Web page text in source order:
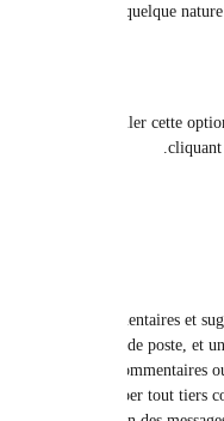
site n'est en aucun cas
Lors du processus
Tous vos messages
deviennent notre propriété
critiques sur le site, vous
utiliser une fausse